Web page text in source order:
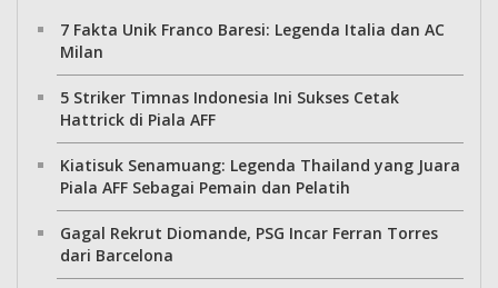
7 Fakta Unik Franco Baresi: Legenda Italia dan AC
Milan
5 Striker Timnas Indonesia Ini Sukses Cetak
Hattrick di Piala AFF
Kiatisuk Senamuang: Legenda Thailand yang Juara
Piala AFF Sebagai Pemain dan Pelatih
Gagal Rekrut Diomande, PSG Incar Ferran Torres
dari Barcelona